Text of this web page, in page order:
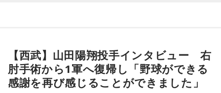
ているんだ。メンバーは違うかもしれないけれど、日本は力
があるんだぞ」と言って、油断しないように警戒させる。そ
して、「お前ら、（日本選手が）こんなことを言ってるぞ」
と塩貝選手のコメントを（起爆剤として）使うことが可能な
――過去2年の苦労は昨シーズンに活きていたということです
ね。
山田「活きていると思います。ウエイトトレーニングなどで
【西武】山田陽翔投手インタビュー 右
肘手術から1軍へ復帰し「野球ができる
感謝を再び感じることができました」